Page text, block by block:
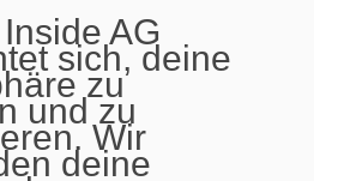
AG
sich, deine
zu
und zu
Wir
deine